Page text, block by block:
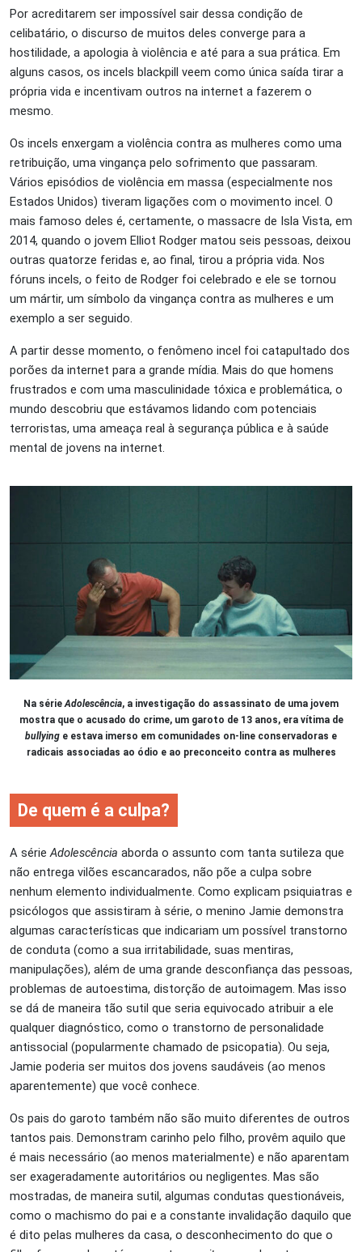
Por acreditarem ser impossível sair dessa condição de
celibatário, o discurso de muitos deles converge para a
hostilidade, a apologia à violência e até para a sua prática. Em
alguns casos, os incels blackpill veem como única saída tirar a
própria vida e incentivam outros na internet a fazerem o
mesmo.
Os incels enxergam a violência contra as mulheres como uma
retribuição, uma vingança pelo sofrimento que passaram.
Vários episódios de violência em massa (especialmente nos
Estados Unidos) tiveram ligações com o movimento incel. O
mais famoso deles é, certamente, o massacre de Isla Vista, em
2014, quando o jovem Elliot Rodger matou seis pessoas, deixou
outras quatorze feridas e, ao final, tirou a própria vida. Nos
fóruns incels, o feito de Rodger foi celebrado e ele se tornou
um mártir, um símbolo da vingança contra as mulheres e um
exemplo a ser seguido.
A partir desse momento, o fenômeno incel foi catapultado dos
porões da internet para a grande mídia. Mais do que homens
frustrados e com uma masculinidade tóxica e problemática, o
mundo descobriu que estávamos lidando com potenciais
terroristas, uma ameaça real à segurança pública e à saúde
mental de jovens na internet.
Na sérieAdolescência, a investigação do assassinato de uma jovem
mostra que o acusado do crime, um garoto de 13 anos, era vítima de
bullying e estava imerso em comunidades on-line conservadoras e
radicais associadas ao ódio e ao preconceito contra as mulheres
De quem é a culpa?
A sérieAdolescência aborda o assunto com tanta sutileza que
não entrega vilões escancarados, não põe a culpa sobre
nenhum elemento individualmente. Como explicam psiquiatras e
psicólogos que assistiram à série, o menino Jamie demonstra
algumas características que indicariam um possível transtorno
de conduta (como a sua irritabilidade, suas mentiras,
manipulações), além de uma grande desconfiança das pessoas,
problemas de autoestima, distorção de autoimagem. Mas isso
se dá de maneira tão sutil que seria equivocado atribuir a ele
qualquer diagnóstico, como o transtorno de personalidade
antissocial (popularmente chamado de psicopatia). Ou seja,
Jamie poderia ser muitos dos jovens saudáveis (ao menos
aparentemente) que você conhece.
Os pais do garoto também não são muito diferentes de outros
tantos pais. Demonstram carinho pelo filho, provêm aquilo que
é mais necessário (ao menos materialmente) e não aparentam
ser exageradamente autoritários ou negligentes. Mas são
mostradas, de maneira sutil, algumas condutas questionáveis,
como o machismo do pai e a constante invalidação daquilo que
é dito pelas mulheres da casa, o desconhecimento do que o